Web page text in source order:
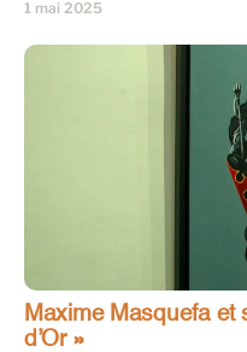
1 mai 2025
Maxime Masquefa et
d’Or »